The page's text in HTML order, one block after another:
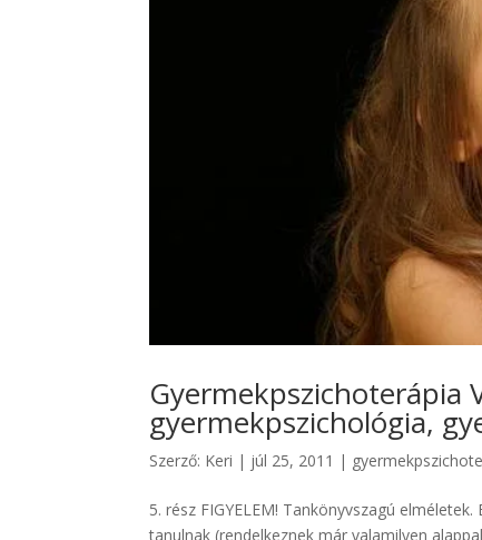
Gyermekpszichoterápia
gyermekpszichológia,
Szerző: Keri | júl 25, 2011 |
5. rész FIGYELEM! Tankönyvszagú
tanulnak (rendelkeznek már valamilyen